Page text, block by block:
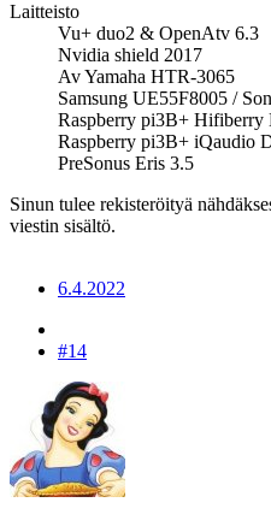
Laitteisto
Vu+ duo2 & OpenAtv 6.3
Nvidia shield 2017
Av Yamaha HTR-3065
Samsung UE55F8005 /
Raspberry pi3B+ Hifiberry
Raspberry pi3B+ iQaudio
PreSonus Eris 3.5
Sinun tulee rekisteröityä
viestin sisältö.
6.4.2022
#14